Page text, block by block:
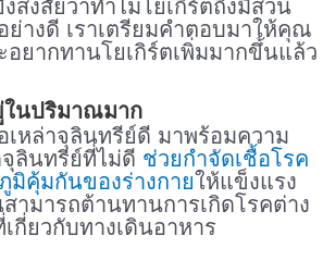
สงสัยว่าทำไมโยเกิร์ตถึงมีส่วน
ย่างดี เราเตรียมคำตอบมาให้คุณ
อยากทานโยเกิร์ตเพิ่มมากขึ้นแล้ว
ในปริมาณมาก
เหล่าจุลินทรีย์ดี มาพร้อมความ
ลินทรีย์ที่ไม่ดี ช่วยกำจัดเชื้อโรค
มิคุ้มกันของร่างกายให้แข็งแรง
ามารถต้านทานการเกิดโรคต่าง
กี่ยวกับทางเดินอาหาร